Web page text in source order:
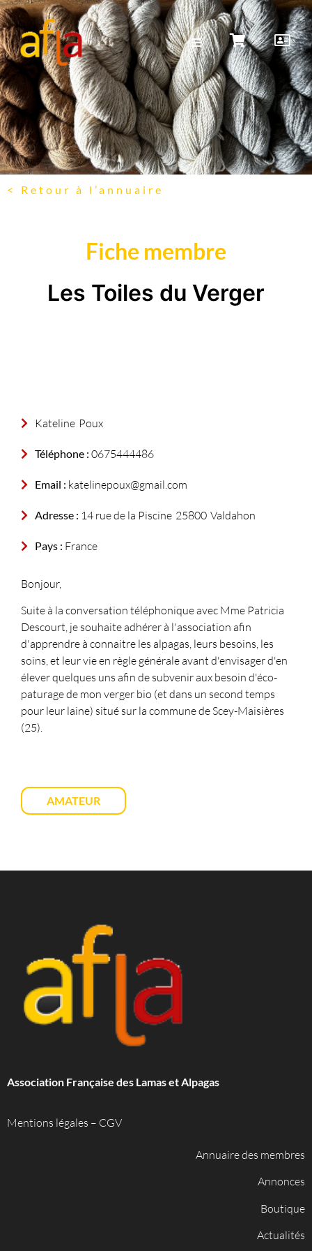
< Retour à l’annuaire
Fiche membre
Les Toiles du Verger
Kateline Poux
Téléphone : 0675444486
Email : katelinepoux@gmail.com
Adresse : 14 rue de la Piscine 25800 Valdahon
Pays : France
Bonjour,
Suite à la conversation téléphonique avec Mme Patricia
Descourt, je souhaite adhérer à l'association afin
d'apprendre à connaitre les alpagas, leurs besoins, les
soins, et leur vie en règle générale avant d'envisager d'en
élever quelques uns afin de subvenir aux besoin d'éco-
paturage de mon verger bio (et dans un second temps
pour leur laine) situé sur la commune de Scey-Maisières
(25).
AMATEUR
Association Française des Lamas et Alpagas
Mentions légales – CGV
Annuaire des membres
Annonces
Boutique
Actualités